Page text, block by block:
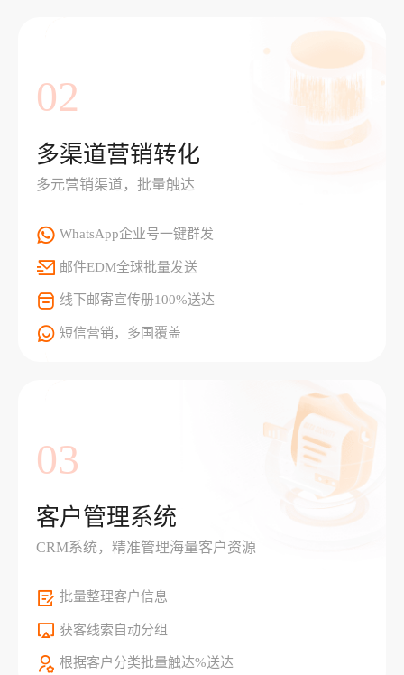
02
多渠道营销转化
多元营销渠道，批量触达
WhatsApp企业号一键群发
邮件EDM全球批量发送
线下邮寄宣传册100%送达
短信营销，多国覆盖
03
客户管理系统
CRM系统，精准管理海量客户资源
批量整理客户信息
获客线索自动分组
根据客户分类批量触达%送达